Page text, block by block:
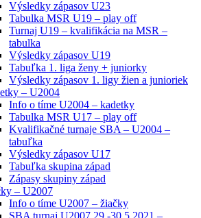
Výsledky zápasov U23
Tabulka MSR U19 – play off
Turnaj U19 – kvalifikácia na MSR –
tabulka
Výsledky zápasov U19
Tabuľka 1. liga ženy + juniorky
Výsledky zápasov 1. ligy žien a junioriek
– U2004
Info o tíme U2004 – kadetky
Tabulka MSR U17 – play off
Kvalifikačné turnaje SBA – U2004 –
tabuľka
Výsledky zápasov U17
Tabuľka skupina západ
Zápasy skupiny západ
– U2007
Info o tíme U2007 – žiačky
SBA turnaj U2007 29.-30.5.2021 –